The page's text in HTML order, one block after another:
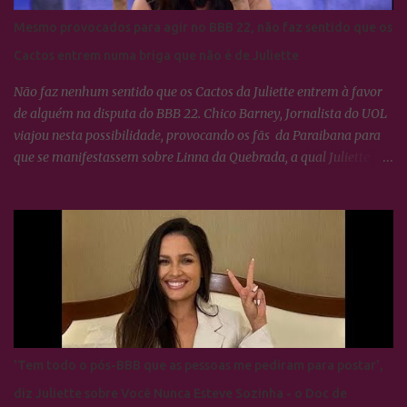
Mesmo provocados para agir no BBB 22, não faz sentido que os
Cactos entrem numa briga que não é de Juliette
Não faz nenhum sentido que os Cactos da Juliette entrem à favor
de alguém na disputa do BBB 22. Chico Barney, Jornalista do UOL
viajou nesta possibilidade, provocando os fãs da Paraibana para
que se manifestassem sobre Linna da Quebrada, a qual Juliette
imediata, ou seja, nada fizeram por nenhum participante até
'Tem todo o pós-BBB que as pessoas me pediram para postar',
diz Juliette sobre Você Nunca Esteve Sozinha - o Doc de